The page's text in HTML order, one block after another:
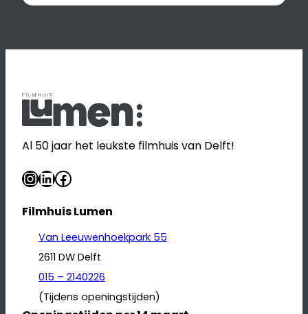
Al 50 jaar het leukste filmhuis van Delft!
InstagramLinkedIn Facebook
Filmhuis Lumen
Van Leeuwenhoekpark 55
2611 DW Delft
015 – 2140226
(Tijdens openingstijden)